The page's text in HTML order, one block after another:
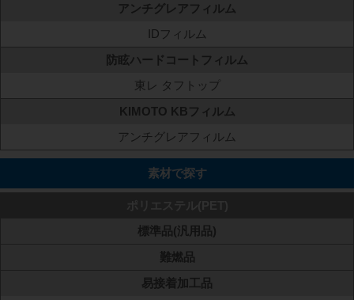
アンチグレアフィルム
IDフィルム
防眩ハードコートフィルム
東レ タフトップ
KIMOTO KBフィルム
アンチグレアフィルム
素材で探す
標準品(汎用品)
難燃品
易接着加工品